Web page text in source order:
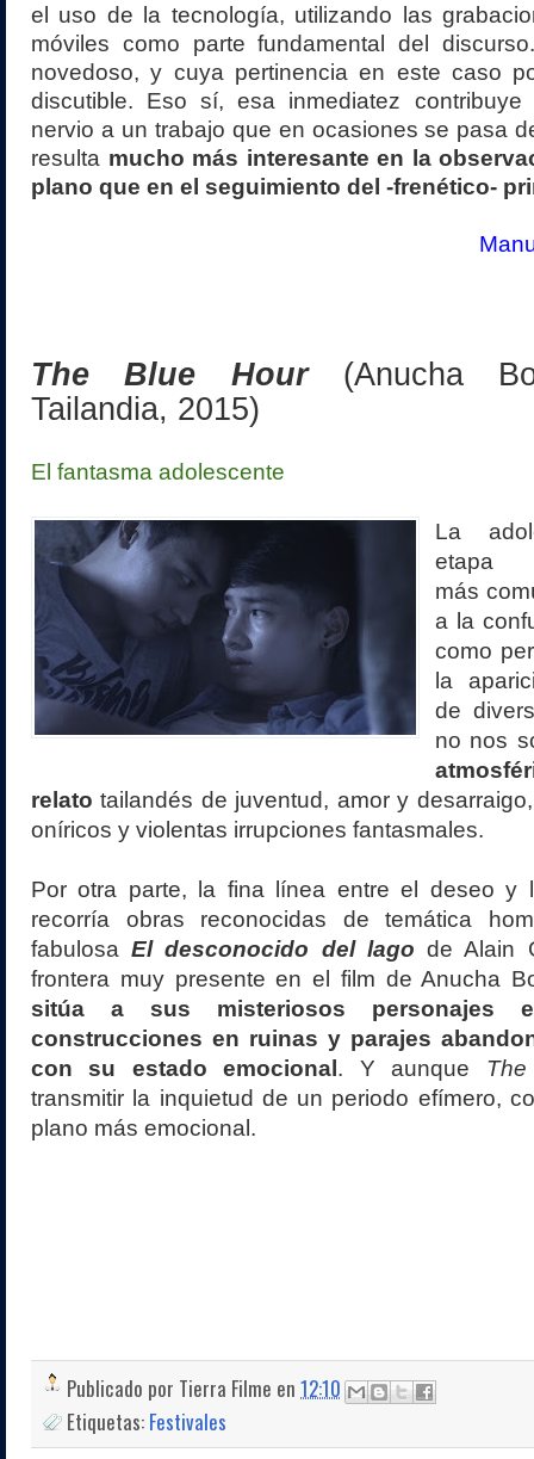
el uso de la tecnología, utilizando las
móviles como parte fundamental del
novedoso, y cuya pertinencia en este caso
discutible. Eso sí, esa inmediatez
nervio a un trabajo que en ocasiones se pasa
resulta mucho más interesante en la
plano que en el seguimiento del -frenético-
The Blue Hour
(Anucha
Tailandia, 2015)
El fantasma adolescente
La
más
a la
como
la
de
no nos
relato tailandés de juventud, amor y
oníricos y violentas irrupciones fantasmales.
Por otra parte, la fina línea entre el deseo y
recorría obras reconocidas de temática
fabulosaEl desconocido del lago de Alain
frontera muy presente en el film de Anucha
sitúa a sus misteriosos personajes
construcciones en ruinas y parajes
con su estado emocional. Y aunque
transmitir la inquietud de un periodo efímero,
plano más emocional.
Publicado por Tierra Filme en 12:10
Etiquetas: Festivales